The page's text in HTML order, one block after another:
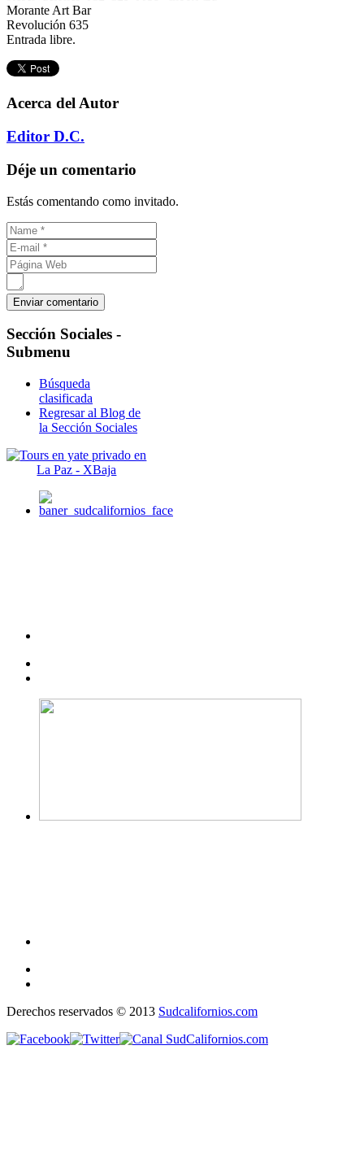
Morante Art Bar
Revolución 635
Entrada libre.
Acerca del Autor
Editor D.C.
Déje un comentario
Estás comentando como invitado.
Sección Sociales -
Submenu
Búsqueda
clasificada
Regresar al Blog de
la Sección Sociales
Derechos reservados © 2013 Sudcalifornios.com